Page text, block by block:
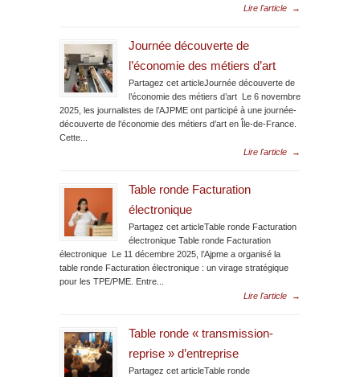
Lire l'article
→
Journée découverte de
l’économie des métiers d’art
Partagez cet articleJournée découverte de
l’économie des métiers d’art Le 6 novembre
2025, les journalistes de l’AJPME ont participé à une journée-
découverte de l’économie des métiers d’art en Île-de-France.
Cette...
Lire l'article
→
Table ronde Facturation
électronique
Partagez cet articleTable ronde Facturation
électronique Table ronde Facturation
électronique Le 11 décembre 2025, l’Ajpme a organisé la
table ronde Facturation électronique : un virage stratégique
pour les TPE/PME. Entre...
Lire l'article
→
Table ronde « transmission-
reprise » d’entreprise
Partagez cet articleTable ronde